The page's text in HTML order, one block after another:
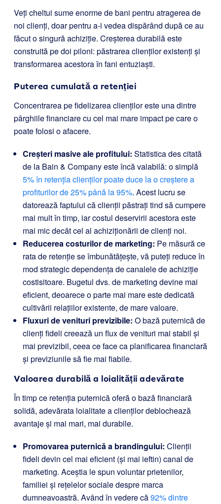
Veți cheltui sume enorme de bani pentru atragerea de
noi clienți, doar pentru a-i vedea dispărând după ce au
făcut o singură achiziție. Creșterea durabilă este
construită pe doi piloni: păstrarea clienților existenți și
transformarea acestora în fani entuziaști.
Puterea cumulată a retenției
Concentrarea pe fidelizarea clienților este una dintre
pârghiile financiare cu cel mai mare impact pe care o
poate folosi o afacere.
Creșteri masive ale profitului: Statistica des citată
de la Bain & Company este încă valabilă: o simplă
5% în retenția clienților poate duce la o creștere a
profiturilor de 25% până la 95%. Acest lucru se
datorează faptului că clienții păstrați tind să cumpere
mai mult în timp, iar costul deservirii acestora este
mai mic decât cel al achiziționării de clienți noi.
Reducerea costurilor de marketing: Pe măsură ce
rata de retenție se îmbunătățește, vă puteți reduce în
mod strategic dependența de canalele de achiziție
costisitoare. Bugetul dvs. de marketing devine mai
eficient, deoarece o parte mai mare este dedicată
cultivării relațiilor existente, de mare valoare.
Fluxuri de venituri previzibile: O bază puternică de
clienți fideli creează un flux de venituri mai stabil și
mai previzibil, ceea ce face ca planificarea financiară
și previziunile să fie mai fiabile.
Valoarea durabilă a loialității adevărate
În timp ce retenția puternică oferă o bază financiară
solidă, adevărata loialitate a clienților deblochează
avantaje și mai mari, mai durabile.
Promovarea puternică a brandingului: Clienții
fideli devin cel mai eficient (și mai ieftin) canal de
marketing. Aceștia le spun voluntar prietenilor,
familiei și rețelelor sociale despre marca
dumneavoastră. Având în vedere că92% dintre